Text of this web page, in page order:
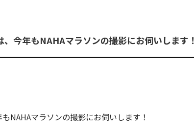
今年もNAHAマラソンの撮影にお伺いします！
NAHAマラソンの撮影にお伺いします！